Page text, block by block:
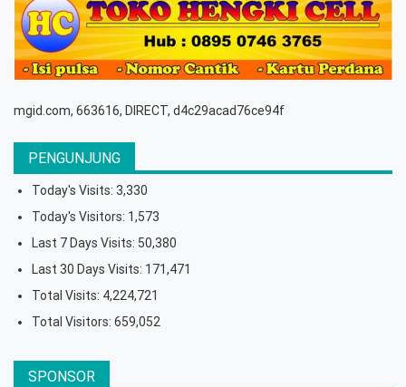
mgid.com, 663616, DIRECT, d4c29acad76ce94f
PENGUNJUNG
Today's Visits: 3,330
Today's Visitors: 1,573
Last 7 Days Visits: 50,380
Last 30 Days Visits: 171,471
Total Visits: 4,224,721
Total Visitors: 659,052
SPONSOR